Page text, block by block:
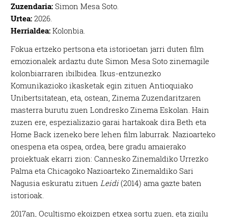
Zuzendaria:Simon Mesa Soto.
Urtea:2026.
Herrialdea:Kolonbia.
Fokua ertzeko pertsona eta istorioetan jarri duten film
emozionalek ardaztu dute Simon Mesa Soto zinemagile
kolonbiarraren ibilbidea. Ikus-entzunezko
Komunikazioko ikasketak egin zituen Antioquiako
Unibertsitatean, eta, ostean, Zinema Zuzendaritzaren
masterra burutu zuen Londresko Zinema Eskolan. Hain
zuzen ere, espezializazio garai hartakoak diraBeth eta
Home Back izeneko bere lehen film laburrak. Nazioarteko
onespena eta ospea, ordea, bere gradu amaierako
proiektuak ekarri zion: Cannesko Zinemaldiko Urrezko
Palma eta Chicagoko Nazioarteko Zinemaldiko Sari
Nagusia eskuratu zituenLeidi(2014) ama gazte baten
istorioak.
2017an, Ocultismo ekoizpen etxea sortu zuen, eta zigilu